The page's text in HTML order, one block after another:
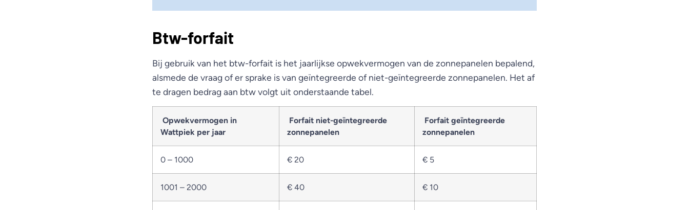
Btw-forfait
Bij gebruik van het btw-forfait is het jaarlijkse opwekvermogen van de zonnepanelen bepalend,
alsmede de vraag of er sprake is van geïntegreerde of niet-geïntegreerde zonnepanelen. Het af
te dragen bedrag aan btw volgt uit onderstaande tabel.
Opwekvermogen in
Wattpiek per jaar
Forfait niet-geïntegreerde
zonnepanelen
Forfait geïntegreerde
zonnepanelen
0 – 1000 € 20 € 5
1001 – 2000 € 40 € 10